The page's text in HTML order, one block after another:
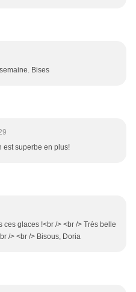
Bises
est superbe en plus!
ces glaces !<br /> <br /> Très belle
/> <br /> Bisous, Doria